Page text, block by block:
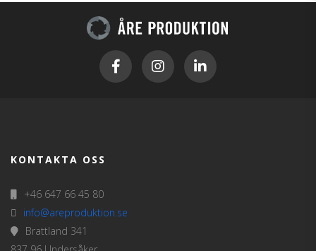
KONTAKTA OSS
+46 647 66 45 80
info@areproduktion.se
Brattland 341